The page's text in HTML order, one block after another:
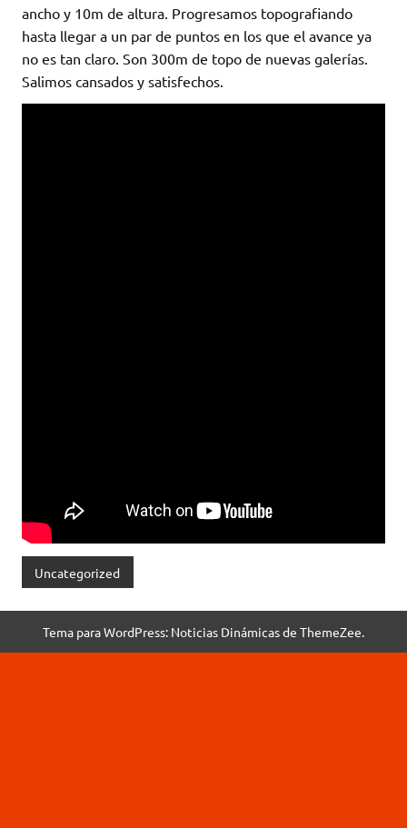
ancho y 10m de altura. Progresamos topografiando
hasta llegar a un par de puntos en los que el avance ya
no es tan claro. Son 300m de topo de nuevas galerías.
Salimos cansados y satisfechos.
Uncategorized
Tema para WordPress: Noticias Dinámicas de ThemeZee.